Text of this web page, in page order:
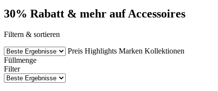
30% Rabatt & mehr auf Accessoires
Filtern & sortieren
Preis Highlights Marken Kollektionen
Füllmenge
Filter